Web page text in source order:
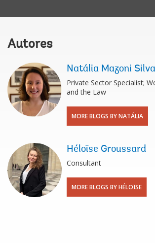
Autores
Natália Mazoni
Private Sector Specialist;
and the Law
MORE BLOGS BY NATÁLIA
Héloïse Groussard
Consultant
MORE BLOGS BY HÉLOÏSE